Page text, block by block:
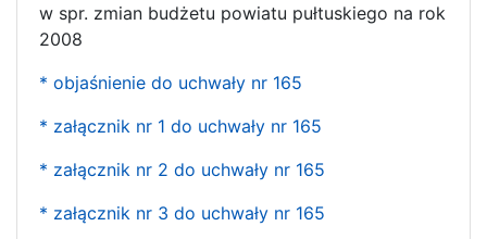
w spr. zmian budżetu powiatu pułtuskiego na rok
2008
* objaśnienie do uchwały nr 165
* załącznik nr 1 do uchwały nr 165
* załącznik nr 2 do uchwały nr 165
* załącznik nr 3 do uchwały nr 165